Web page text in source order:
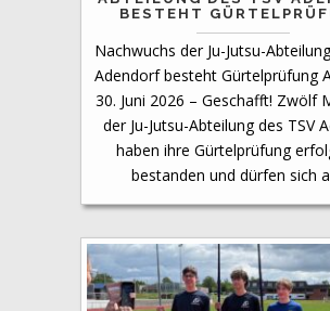
BESTEHT
Nachwuchs der Ju-Jutsu-
Adendorf besteht Gürtelprüfung
30. Juni 2026 – Geschafft! Zwölf
der Ju-Jutsu-Abteilung des TSV
haben ihre Gürtelprüfung
bestanden und dürfen sich